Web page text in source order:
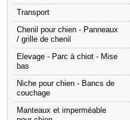
Transport
Chenil pour chien - Panneaux
/ grille de chenil
Elevage - Parc à chiot - Mise
bas
Niche pour chien - Bancs de
couchage
Manteaux et imperméable